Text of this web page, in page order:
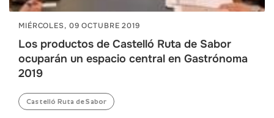
MIÉRCOLES, 09 OCTUBRE 2019
Los productos de Castelló Ruta de Sabor
ocuparán un espacio central en Gastrónoma
2019
Castelló Ruta de Sabor